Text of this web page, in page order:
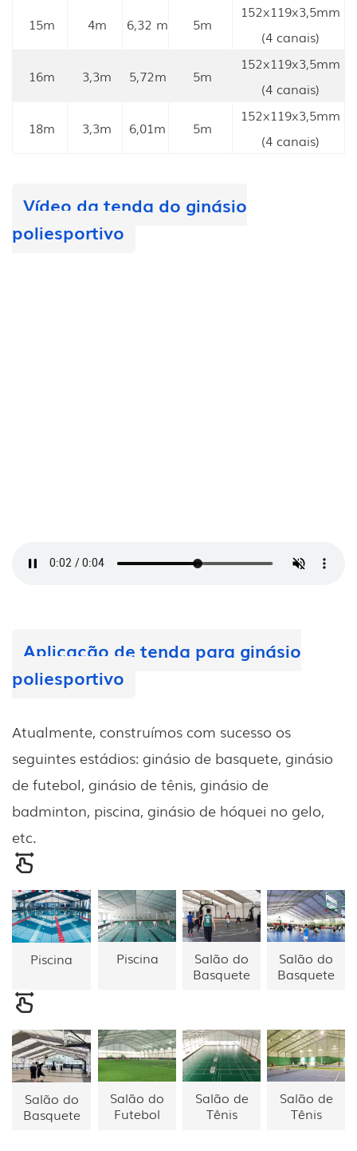
15m 4m 6,32 m 5m
152x119x3,5mm
(4 canais)
16m 3,3m 5,72m 5m
152x119x3,5mm
(4 canais)
18m 3,3m 6,01m 5m
152x119x3,5mm
(4 canais)
Vídeo da tenda do ginásio
poliesportivo
Aplicação de tenda para ginásio
poliesportivo
Atualmente, construímos com sucesso os
seguintes estádios: ginásio de basquete, ginásio
de futebol, ginásio de tênis, ginásio de
badminton, piscina, ginásio de hóquei no gelo,
etc.
Piscina Piscina
Salão do
Basquete
Salão do
Basquete
Salão do
Basquete
Salão do
Futebol
Salão de
Tênis
Salão de
Tênis